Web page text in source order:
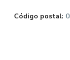
Código postal: